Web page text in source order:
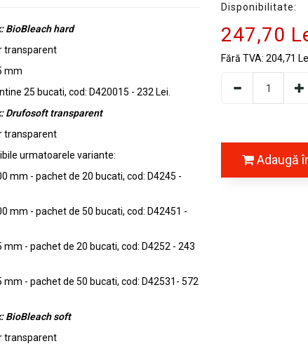
BioBleach hard
transparent
mm
25 bucati, cod: D420015 - 232 Lei.
Drufosoft transparent
transparent
urmatoarele variante:
mm - pachet de 20 bucati, cod: D4245 -
mm - pachet de 50 bucati, cod: D42451 -
mm - pachet de 20 bucati, cod: D4252 - 243
mm - pachet de 50 bucati, cod: D42531- 572
BioBleach soft
transparent
Disponibilitate:
247,70
Fără TVA: 204,71
Adaugă